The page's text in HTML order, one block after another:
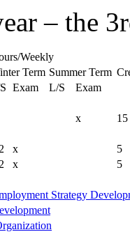
– the
Weekly
Term Summer Term
Exam L/S
Exam
x
15
x
5
x
5
Strategy